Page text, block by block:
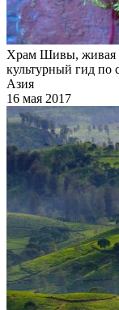
Храм Шивы, живая
культурный гид по
Азия
16 мая 2017